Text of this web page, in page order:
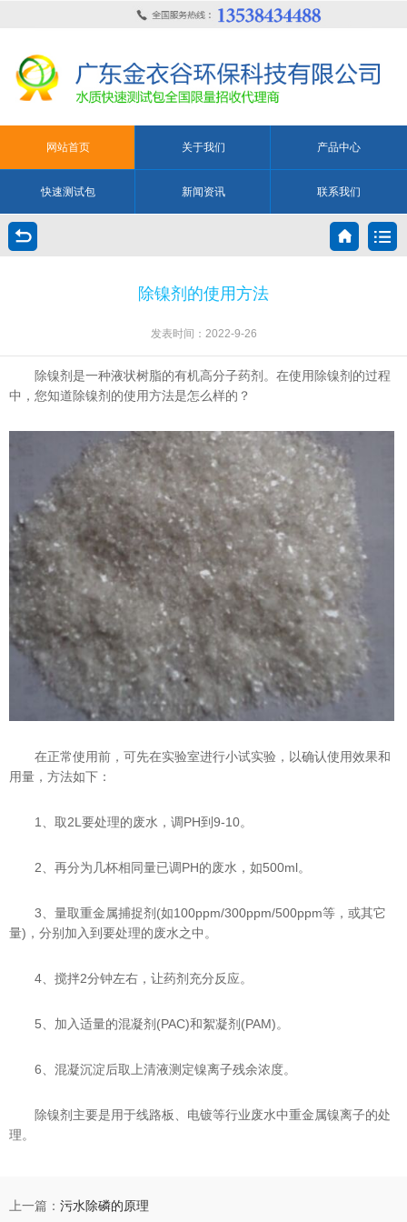
网站首页 关于我们 产品中心
快速测试包 新闻资讯 联系我们
除镍剂的使用方法
发表时间：2022-9-26
除镍剂是一种液状树脂的有机高分子药剂。在使用除镍剂的过程
中，您知道除镍剂的使用方法是怎么样的？
在正常使用前，可先在实验室进行小试实验，以确认使用效果和
用量，方法如下：
1、取2L要处理的废水，调PH到9-10。
2、再分为几杯相同量已调PH的废水，如500ml。
3、量取重金属捕捉剂(如100ppm/300ppm/500ppm等，或其它
量)，分别加入到要处理的废水之中。
4、搅拌2分钟左右，让药剂充分反应。
5、加入适量的混凝剂(PAC)和絮凝剂(PAM)。
6、混凝沉淀后取上清液测定镍离子残余浓度。
除镍剂主要是用于线路板、电镀等行业废水中重金属镍离子的处
理。
上一篇： 污水除磷的原理